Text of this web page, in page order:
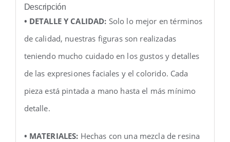
Descripción
• DETALLE Y CALIDAD: Solo lo mejor en términos
de calidad, nuestras figuras son realizadas
teniendo mucho cuidado en los gustos y detalles
de las expresiones faciales y el colorido. Cada
pieza está pintada a mano hasta el más mínimo
detalle.
• MATERIALES: Hechas con una mezcla de resina